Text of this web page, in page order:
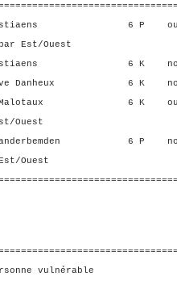
Corstiaens 6 P
Est/Ouest
Corstiaens 6 K
Danheux 6 K
Nestor Malotaux 6 K
Ouest
Vanderbemden 6 P
Ouest
vulnérable